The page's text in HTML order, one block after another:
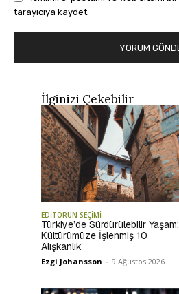
tarayıcıya kaydet.
İlginizi Çekebilir
EDİTÖRÜN SEÇİMİ
Türkiye’de Sürdürülebilir Yaşam:
Kültürümüze İşlenmiş 10
Alışkanlık
Ezgi Johansson - 9 Ağustos 2026